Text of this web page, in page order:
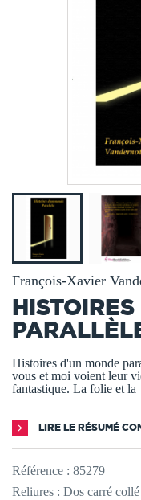
François-Xavier
Histoires d'un monde
vous et moi voient leur
fantastique. La folie et la
LIRE LE RÉSUMÉ
Référence : 85279
Reliures : Dos carré collé